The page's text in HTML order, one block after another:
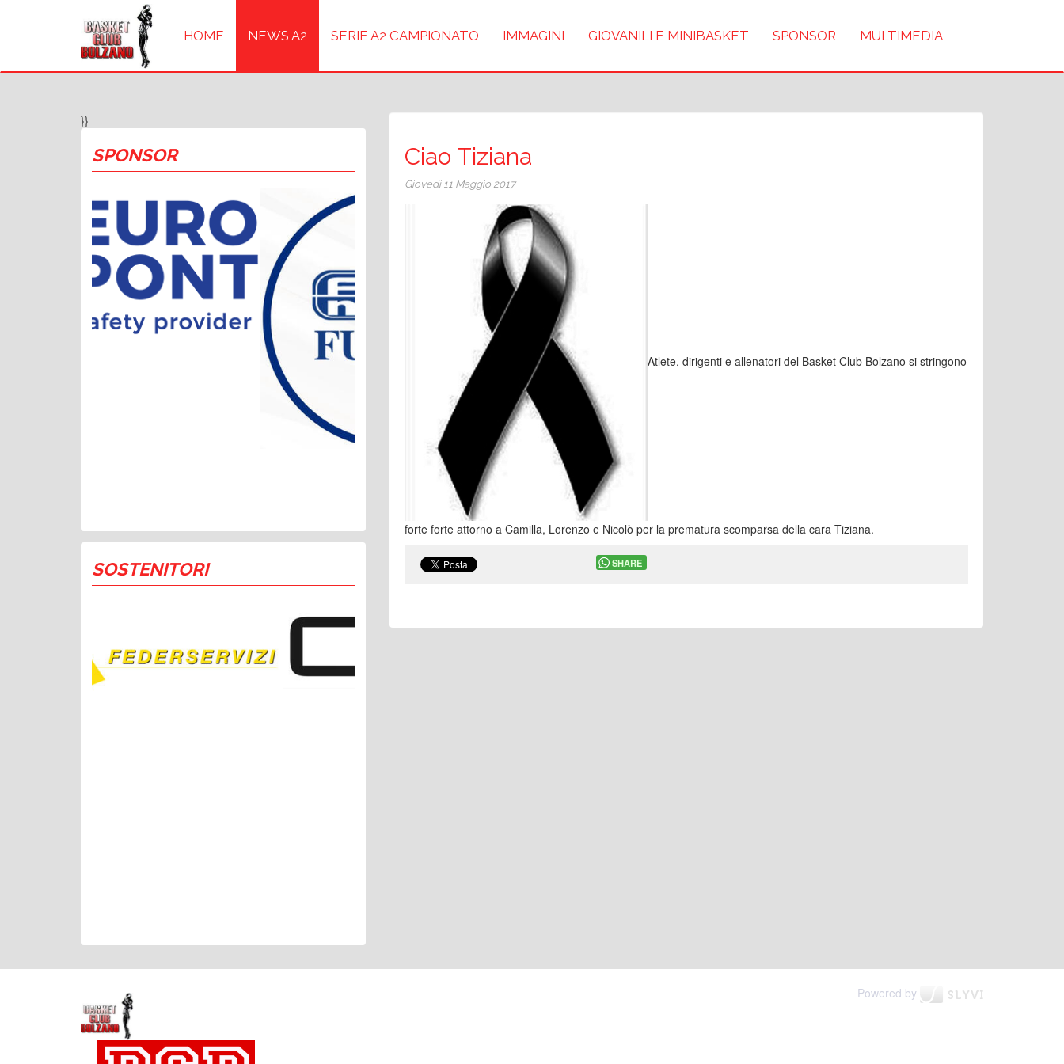
HOME NEWS A2 SERIE A2 CAMPIONATO IMMAGINI GIOVANILI E MINIBASKET SPONSOR MULTIMEDIA
}}
SPONSOR
SOSTENITORI
Ciao Tiziana
Giovedì 11 Maggio 2017
Atlete, dirigenti e allenatori del Basket Club Bolzano si stringono
forte forte attorno a Camilla, Lorenzo e Nicolò per la prematura scomparsa della cara Tiziana.
SHARE
Powered by